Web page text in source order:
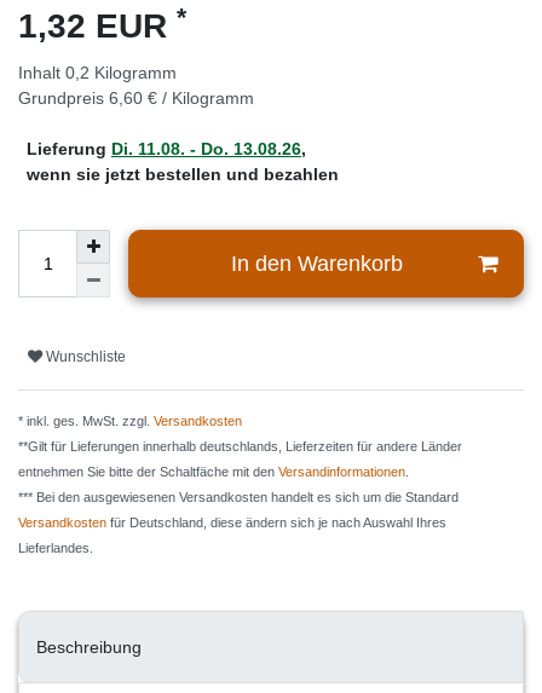
1,32 EUR *
Inhalt 0,2 Kilogramm
Grundpreis 6,60 € / Kilogramm
Lieferung Di. 11.08. - Do. 13.08.26,
wenn sie jetzt bestellen und bezahlen
In den Warenkorb
Wunschliste
* inkl. ges. MwSt. zzgl. Versandkosten
**Gilt für Lieferungen innerhalb deutschlands, Lieferzeiten für andere Länder
entnehmen Sie bitte der Schaltfäche mit den Versandinformationen
*** Bei den ausgewiesenen Versandkosten handelt es sich um die Standard
Versandkosten für Deutschland, diese ändern sich je nach Auswahl Ihres
Lieferlandes.
Beschreibung